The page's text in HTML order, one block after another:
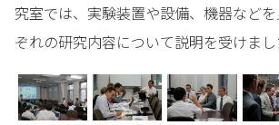
究室では、実験装置や設備、機器など
ぞれの研究内容について説明を受けまし